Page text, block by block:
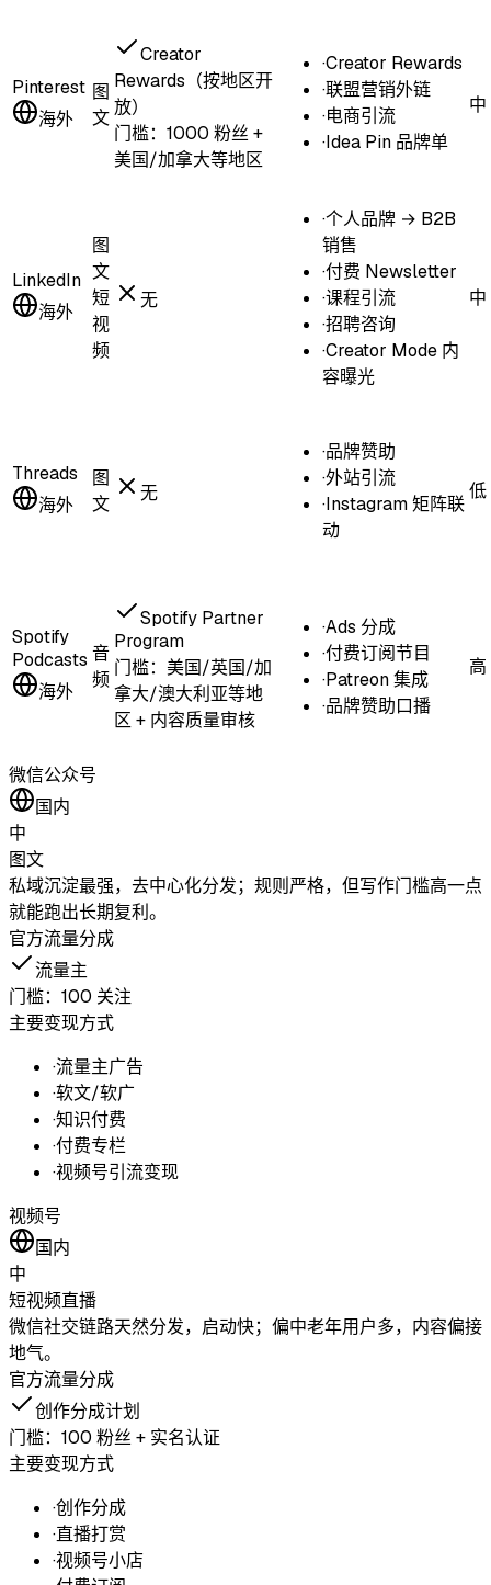
Pinterest
海外
图
文
Creator
Rewards（按地区开
放）
门槛： 1000 粉丝 +
美国/加拿大等地区
·Creator Rewards
·联盟营销外链
·电商引流
·Idea Pin 品牌单
中
LinkedIn
海外
图
文
短
视
频
无
·个人品牌 → B2B
销售
·付费 Newsletter
·课程引流
·招聘咨询
·Creator Mode 内
容曝光
中
Threads
海外
图
文
无
·品牌赞助
·外站引流
·Instagram 矩阵联
动
低
Spotify
Podcasts
海外
音
频
Spotify Partner
Program
门槛： 美国/英国/加
拿大/澳大利亚等地
区 + 内容质量审核
·Ads 分成
·付费订阅节目
·Patreon 集成
·品牌赞助口播
高
微信公众号
国内
中
图文
私域沉淀最强，去中心化分发；规则严格，但写作门槛高一点
就能跑出长期复利。
官方流量分成
流量主
门槛： 100 关注
主要变现方式
·流量主广告
·软文/软广
·知识付费
·付费专栏
·视频号引流变现
视频号
国内
中
短视频直播
微信社交链路天然分发，启动快；偏中老年用户多，内容偏接
地气。
官方流量分成
创作分成计划
门槛： 100 粉丝 + 实名认证
主要变现方式
·创作分成
·直播打赏
·视频号小店